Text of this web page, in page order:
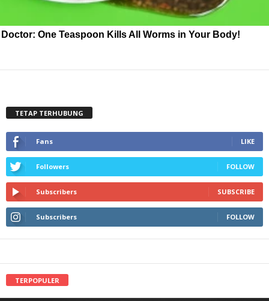
Doctor: One Teaspoon Kills All Worms in Your Body!
TETAP TERHUBUNG
Fans LIKE
Followers FOLLOW
Subscribers SUBSCRIBE
Subscribers FOLLOW